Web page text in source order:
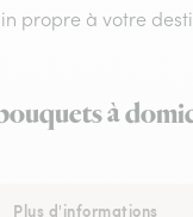
propre à votre
à
Plus d'informations